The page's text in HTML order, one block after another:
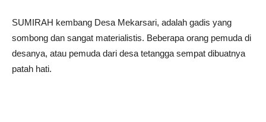
SUMIRAH kembang Desa Mekarsari, adalah gadis yang
sombong dan sangat materialistis. Beberapa orang pemuda di
desanya, atau pemuda dari desa tetangga sempat dibuatnya
patah hati.